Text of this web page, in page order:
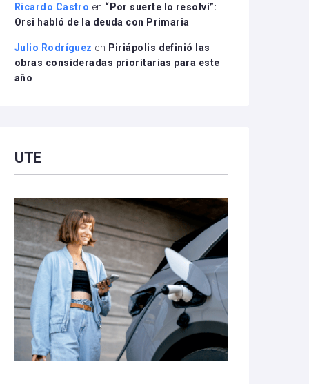
Ricardo Castro en “Por suerte lo resolví”:
Orsi habló de la deuda con Primaria
Julio Rodríguez en Piriápolis definió las
obras consideradas prioritarias para este
año
UTE